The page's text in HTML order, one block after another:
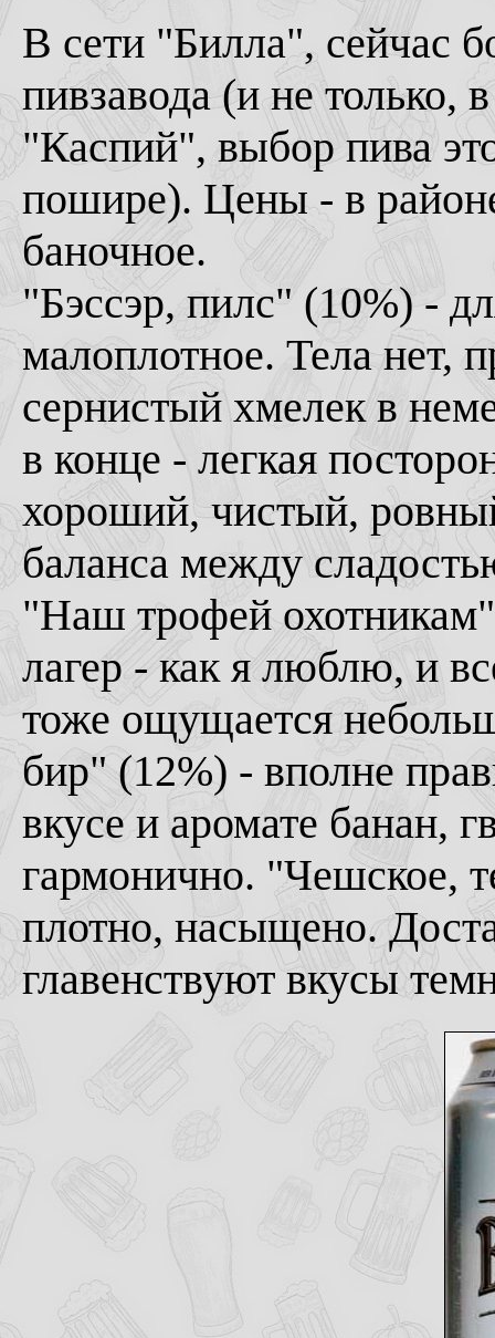
В сети "Билла", сейчас
пивзавода (и не только,
"Каспий", выбор пива
пошире). Цены - в
баночное.
"Бэссэр, пилс" (10%) -
малоплотное. Тела нет,
сернистый хмелек в
в конце - легкая
хороший, чистый,
баланса между
"Наш трофей
лагер - как я люблю, и
тоже ощущается
бир" (12%) - вполне
вкусе и аромате банан,
гармонично. "Чешское,
плотно, насыщено.
главенствуют вкусы